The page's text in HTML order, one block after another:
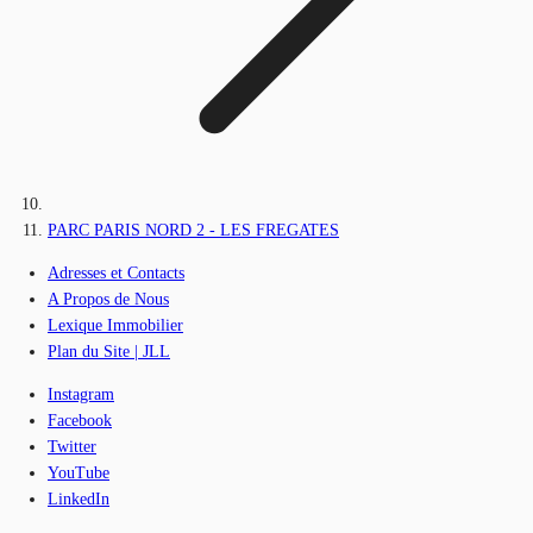
PARC PARIS NORD 2 - LES FREGATES
Adresses et Contacts
A Propos de Nous
Lexique Immobilier
Plan du Site | JLL
Instagram
Facebook
Twitter
YouTube
LinkedIn